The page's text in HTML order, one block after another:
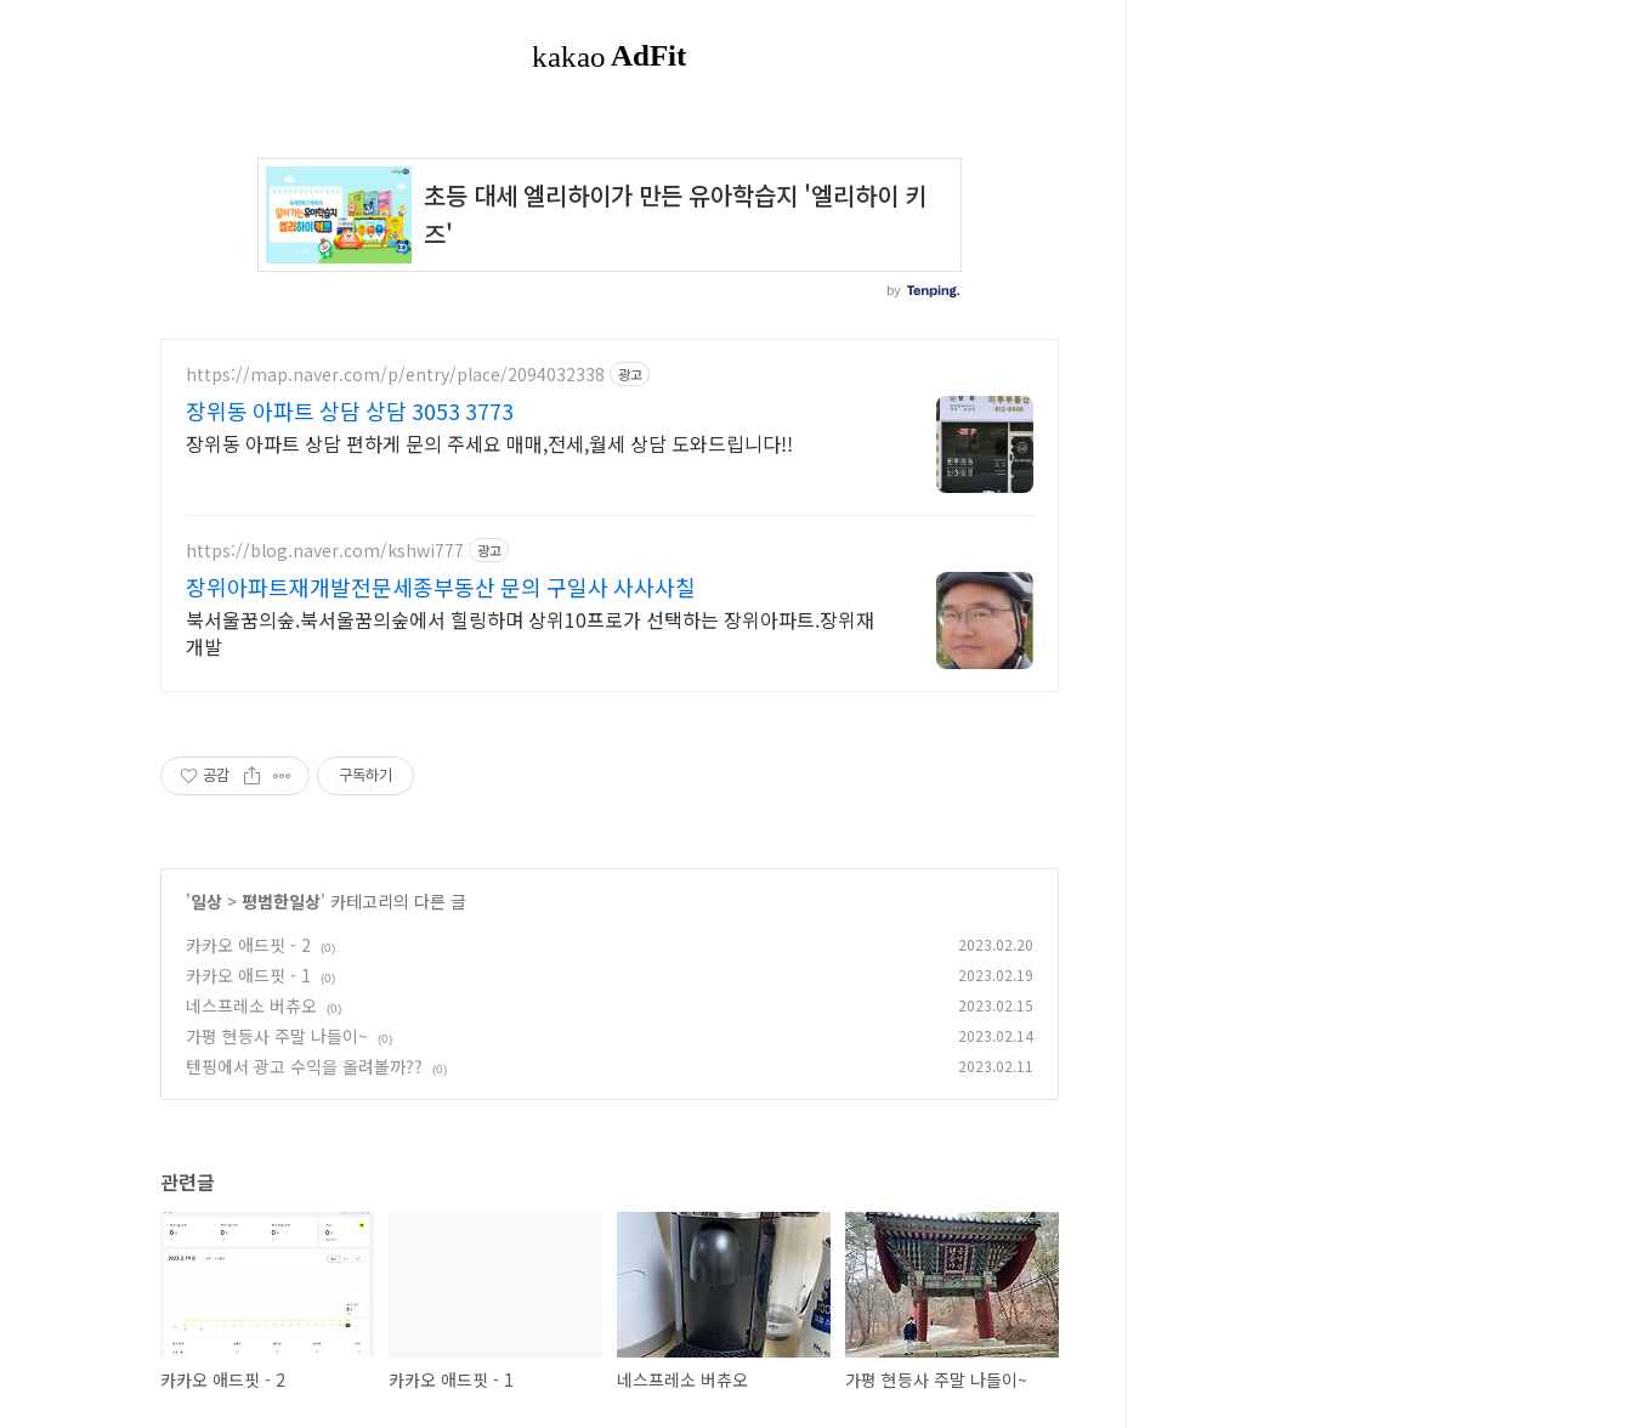
https://map.naver.com/p/entry/place/2094032338 광고
장위동 아파트 상담 상담 3053 3773
장위동 아파트 상담 편하게 문의 주세요 매매,전세,월세 상담 도와드립니다!!
https://blog.naver.com/kshwi777 광고
장위아파트재개발전문세종부동산 문의 구일사 사사사칠
북서울꿈의숲.북서울꿈의숲에서 힐링하며 상위10프로가 선택하는 장위아파트.장위재
개발
공감 구독하기
'일상 > 평범한일상' 카테고리의 다른 글
카카오 애드핏 - 2
(0) 2023.02.20
카카오 애드핏 - 1 (0) 2023.02.19
네스프레소 버츄오 (0) 2023.02.15
가평 현등사 주말 나들이~ (0) 2023.02.14
텐핑에서 광고 수익을 올려볼까?? (0) 2023.02.11
관련글
카카오 애드핏 - 2 카카오 애드핏 - 1 네스프레소 버츄오 가평 현등사 주말 나들이~